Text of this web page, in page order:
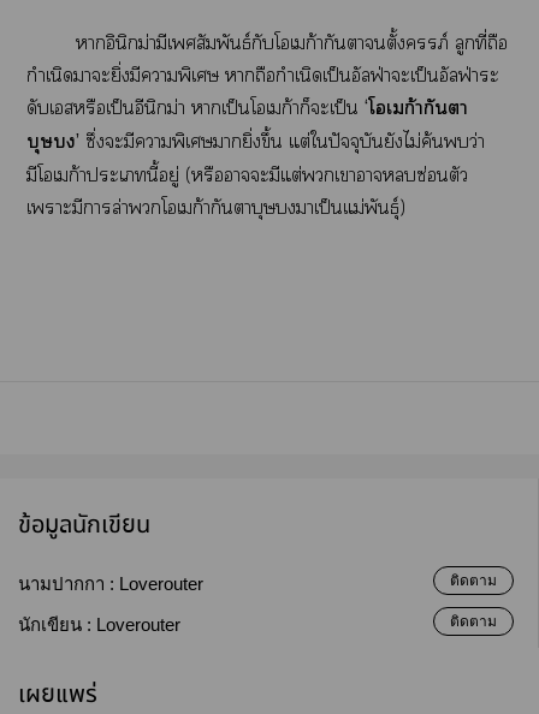
าอินิกม่ามีเสัมพันธ์กับโเก้ากันาตั้งครรภ์ ลูกที่ถือ
กำเนิดาะยิ่งมีาพิเศษ าถือกำเนิดเป็นอัลฟ่าะเป็นอัลฟ่าระ
ดับเสหรือเป็นอีนิกม่า าเป็นโเก้าก็ะเป็น‘โเก้ากันตา
บุษ’ ซึ่งะมีาพิเศษายิ่งขึ้น แต่ใปัจจุบันยังไม่ค้นว่า
มีโเก้าะเนี้อยู่ (หรือาะมีแต่เาาซ่อนตัว
เาะมีาล่าโเก้ากันตาบุษาเป็นแม่พันธุ์)
ข้อมูลนักเขียน
นามปากกา : Loverouter ติดตาม
นักเขียน : Loverouter ติดตาม
เผยแพร่